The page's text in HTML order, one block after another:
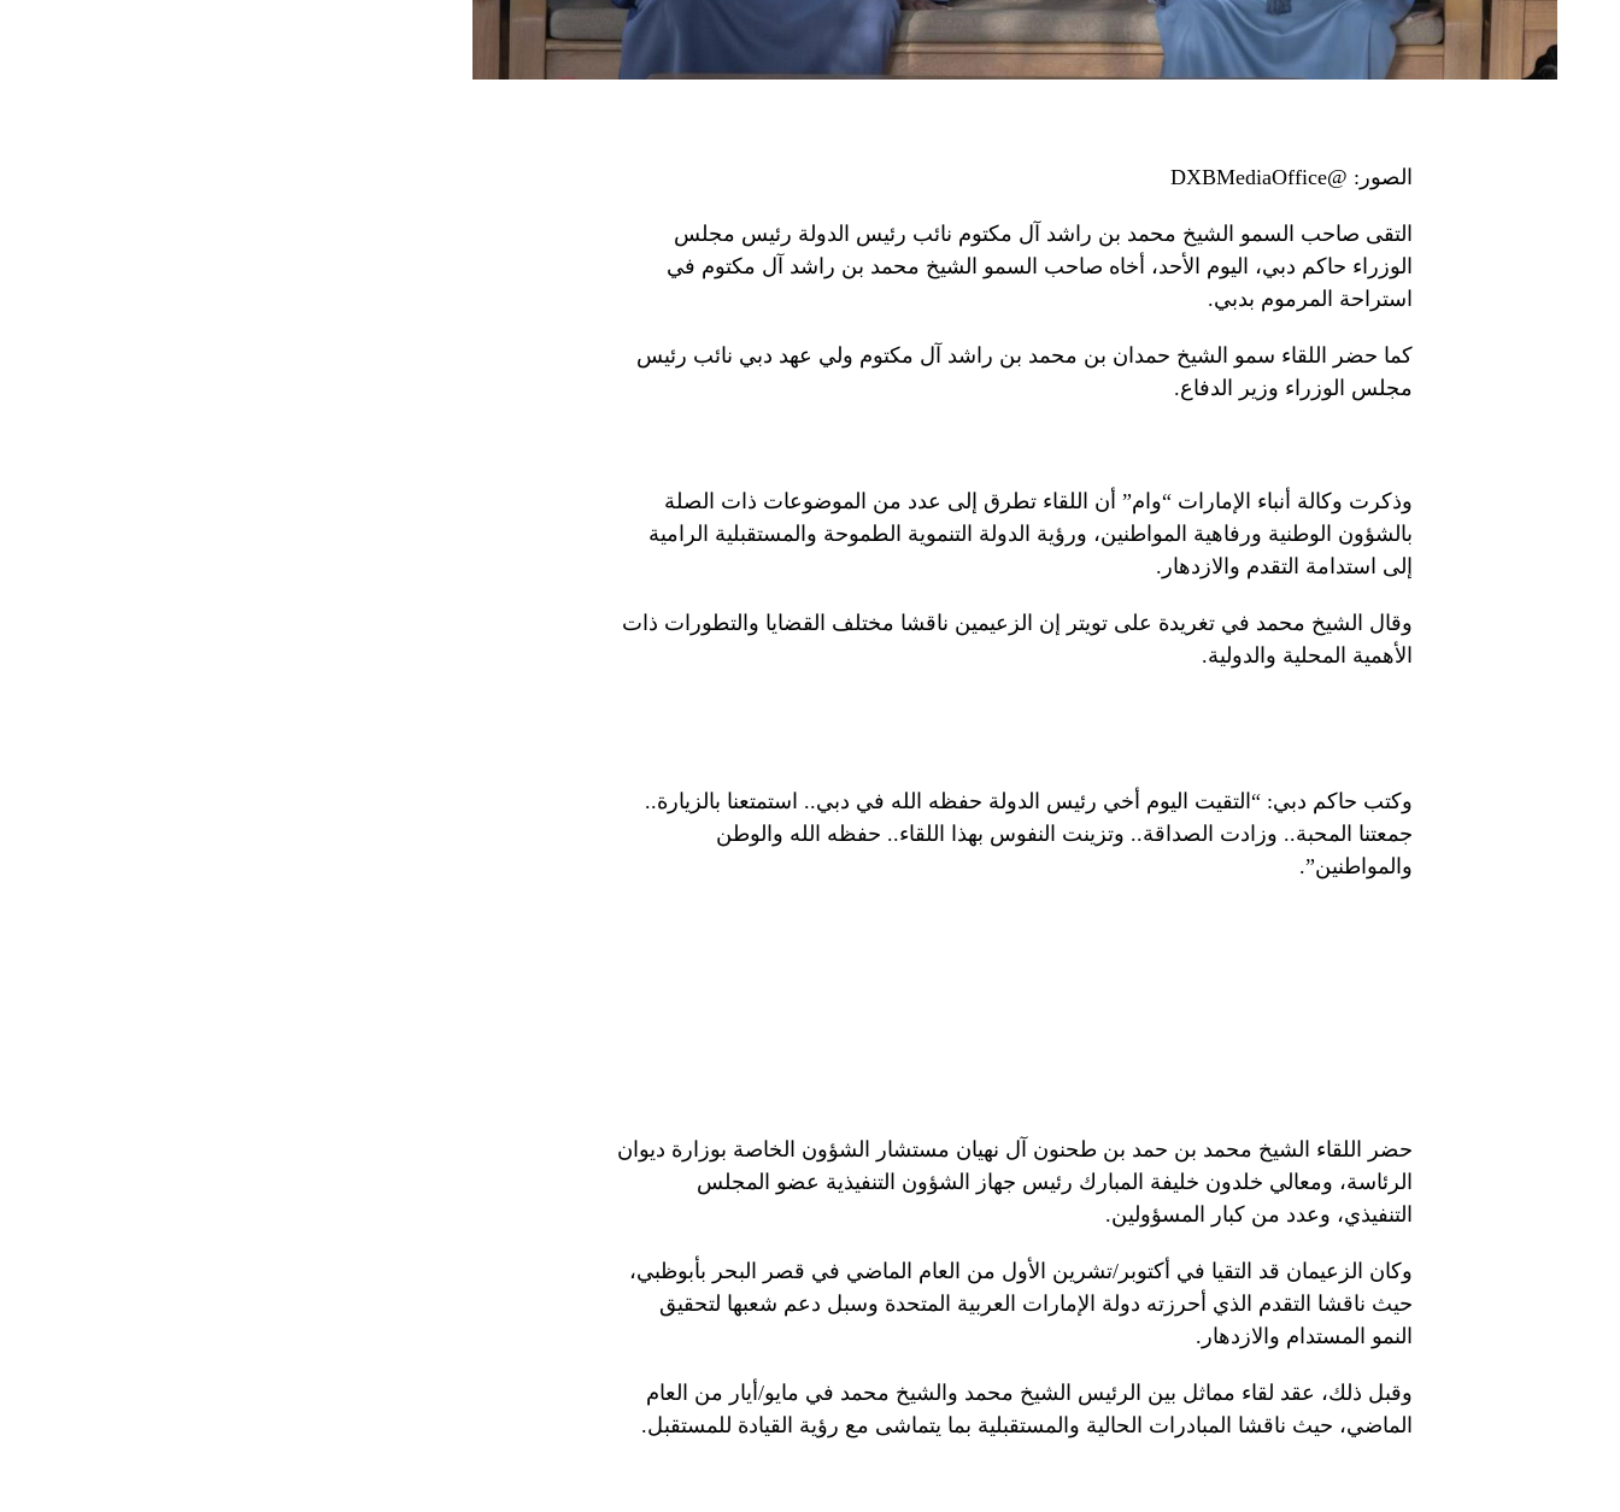
الصور: @DXBMediaOffice
التقى صاحب السمو الشيخ محمد بن راشد آل مكتوم نائب رئيس الدولة رئيس مجلس
الوزراء حاكم دبي، اليوم الأحد، أخاه صاحب السمو الشيخ محمد بن راشد آل مكتوم في
استراحة المرموم بدبي.
كما حضر اللقاء سمو الشيخ حمدان بن محمد بن راشد آل مكتوم ولي عهد دبي نائب رئيس
مجلس الوزراء وزير الدفاع.
وذكرت وكالة أنباء الإمارات “وام” أن اللقاء تطرق إلى عدد من الموضوعات ذات الصلة
بالشؤون الوطنية ورفاهية المواطنين، ورؤية الدولة التنموية الطموحة والمستقبلية الرامية
إلى استدامة التقدم والازدهار.
وقال الشيخ محمد في تغريدة على تويتر إن الزعيمين ناقشا مختلف القضايا والتطورات ذات
الأهمية المحلية والدولية.
وكتب حاكم دبي: “التقيت اليوم أخي رئيس الدولة حفظه الله في دبي.. استمتعنا بالزيارة..
جمعتنا المحبة.. وزادت الصداقة.. وتزينت النفوس بهذا اللقاء.. حفظه الله والوطن
والمواطنين”.
حضر اللقاء الشيخ محمد بن حمد بن طحنون آل نهيان مستشار الشؤون الخاصة بوزارة ديوان
الرئاسة، ومعالي خلدون خليفة المبارك رئيس جهاز الشؤون التنفيذية عضو المجلس
التنفيذي، وعدد من كبار المسؤولين.
وكان الزعيمان قد التقيا في أكتوبر/تشرين الأول من العام الماضي في قصر البحر بأبوظبي،
حيث ناقشا التقدم الذي أحرزته دولة الإمارات العربية المتحدة وسبل دعم شعبها لتحقيق
النمو المستدام والازدهار.
وقبل ذلك، عقد لقاء مماثل بين الرئيس الشيخ محمد والشيخ محمد في مايو/أيار من العام
الماضي، حيث ناقشا المبادرات الحالية والمستقبلية بما يتماشى مع رؤية القيادة للمستقبل.